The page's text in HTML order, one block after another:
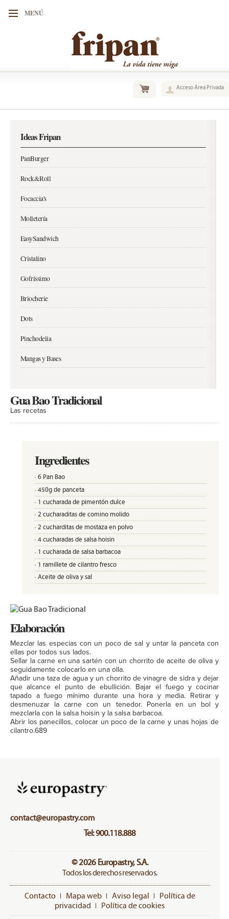
MENÚ
Acceso Área Privada
Ideas Fripan
PanBurger
Rock&Roll
Focaccia's
Molletería
EasySandwich
Cristalino
Gofríssimo
Briocherie
Dots
Pinchodelia
Mangas y Bases
Gua Bao Tradicional
Las recetas
Ingredientes
6 Pan Bao
450g de panceta
1 cucharada de pimentón dulce
2 cucharaditas de comino molido
2 cucharditas de mostaza en polvo
4 cucharadas de salsa hoisin
1 cucharada de salsa barbacoa
1 ramillete de cilantro fresco
Aceite de oliva y sal
Elaboración
Mezclar las especias con un poco de sal y untar la panceta con
ellas por todos sus lados.
Sellar la carne en una sartén con un chorrito de aceite de oliva y
seguidamente colocarlo en una olla.
Añadir una taza de agua y un chorrito de vinagre de sidra y dejar
que alcance el punto de ebullición. Bajar el fuego y cocinar
tapado a fuego mínimo durante una hora y media. Retirar y
desmenuzar la carne con un tenedor. Ponerla en un bol y
mezclarla con la salsa hoisin y la salsa barbacoa.
Abrir los panecillos, colocar un poco de la carne y unas hojas de
cilantro.689
contact@europastry.com
Tel: 900.118.888
© 2026 Europastry, S.A.
Todos los derechos reservados.
Contacto Mapa web Aviso legal
Política de
privacidad
Política de cookies